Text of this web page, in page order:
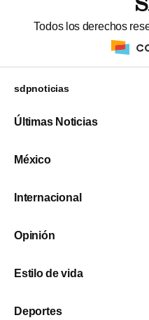
Todos los derechos
sdpnoticias
Últimas Noticias
México
Internacional
Opinión
Estilo de vida
Deportes